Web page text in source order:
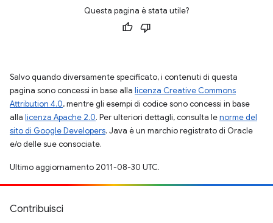
Questa pagina è stata utile?
Salvo quando diversamente specificato, i contenuti di questa
pagina sono concessi in base alla licenza Creative Commons
Attribution 4.0, mentre gli esempi di codice sono concessi in base
alla licenza Apache 2.0. Per ulteriori dettagli, consulta lenorme del
sito di Google Developers. Java è un marchio registrato di Oracle
e/o delle sue consociate.
Ultimo aggiornamento 2011-08-30 UTC.
Contribuisci